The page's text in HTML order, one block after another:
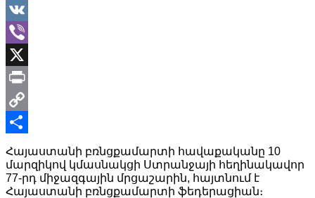
WhatsApp
VK
Viber
X
Print
Copy
Link
Share
Հայաստանի բռնցքամարտի հավաքականը 10
մարզիկով կմասնակցի Ստրանջայի հեղինակավոր
77-րդ միջազգային մրցաշարին, հայտնում է
Հայաստանի բռնցքամարտի ֆեդերացիան։